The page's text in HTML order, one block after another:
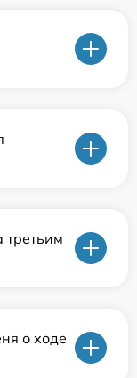
третьим
о ходе